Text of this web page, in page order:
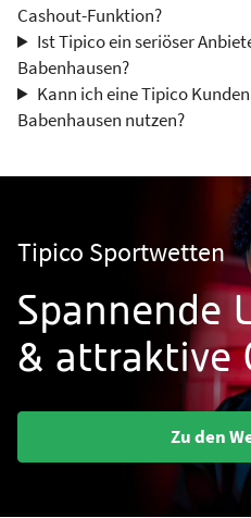
Cashout-Funktion?
Ist Tipico ein seriöser
Babenhausen?
Kann ich eine Tipico
Babenhausen nutzen?
Tipico Sportwetten
Spannende
& attraktive
Zu den